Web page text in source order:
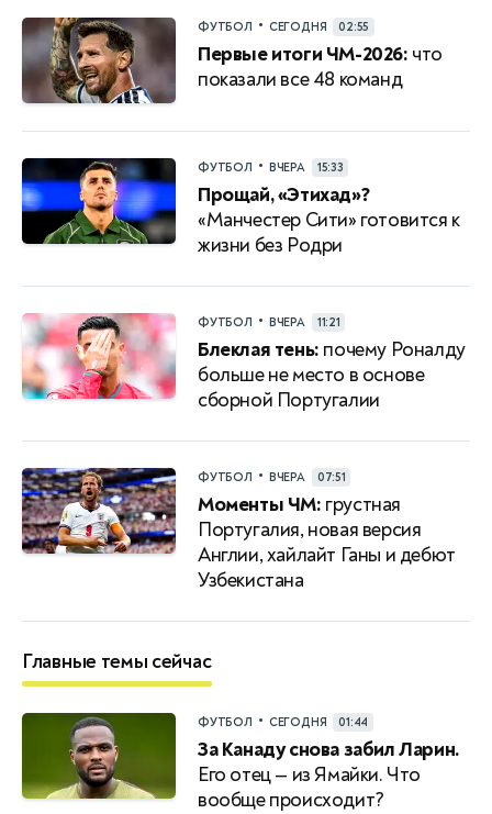
ФУТБОЛ • СЕГОДНЯ 02:55
Первые итоги ЧМ-2026: что
показали все 48 команд
ФУТБОЛ • ВЧЕРА 15:33
Прощай, «Этихад»?
«Манчестер Сити» готовится к
жизни без Родри
ФУТБОЛ • ВЧЕРА 11:21
Блеклая тень: почему Роналду
больше не место в основе
сборной Португалии
ФУТБОЛ • ВЧЕРА 07:51
Моменты ЧМ: грустная
Португалия, новая версия
Англии, хайлайт Ганы и дебют
Узбекистана
Главные темы сейчас
ФУТБОЛ • СЕГОДНЯ 01:44
За Канаду снова забил Ларин.
Его отец — из Ямайки. Что
вообще происходит?